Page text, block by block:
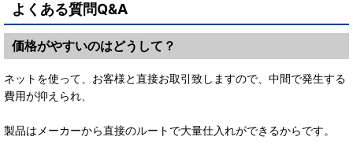
よくある質問Q&A
価格がやすいのはどうして？
ネットを使って、お客様と直接お取引致しますので、中間で発生する
費用が抑えられ、
製品はメーカーから直接のルートで大量仕入れができるからです。